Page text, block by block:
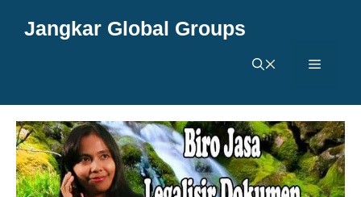
Jangkar Global Groups
Menu